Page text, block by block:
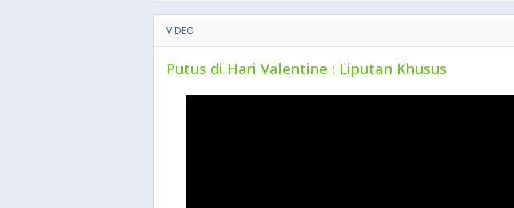
VIDEO
Putus di Hari Valentine : Liputan Khusus